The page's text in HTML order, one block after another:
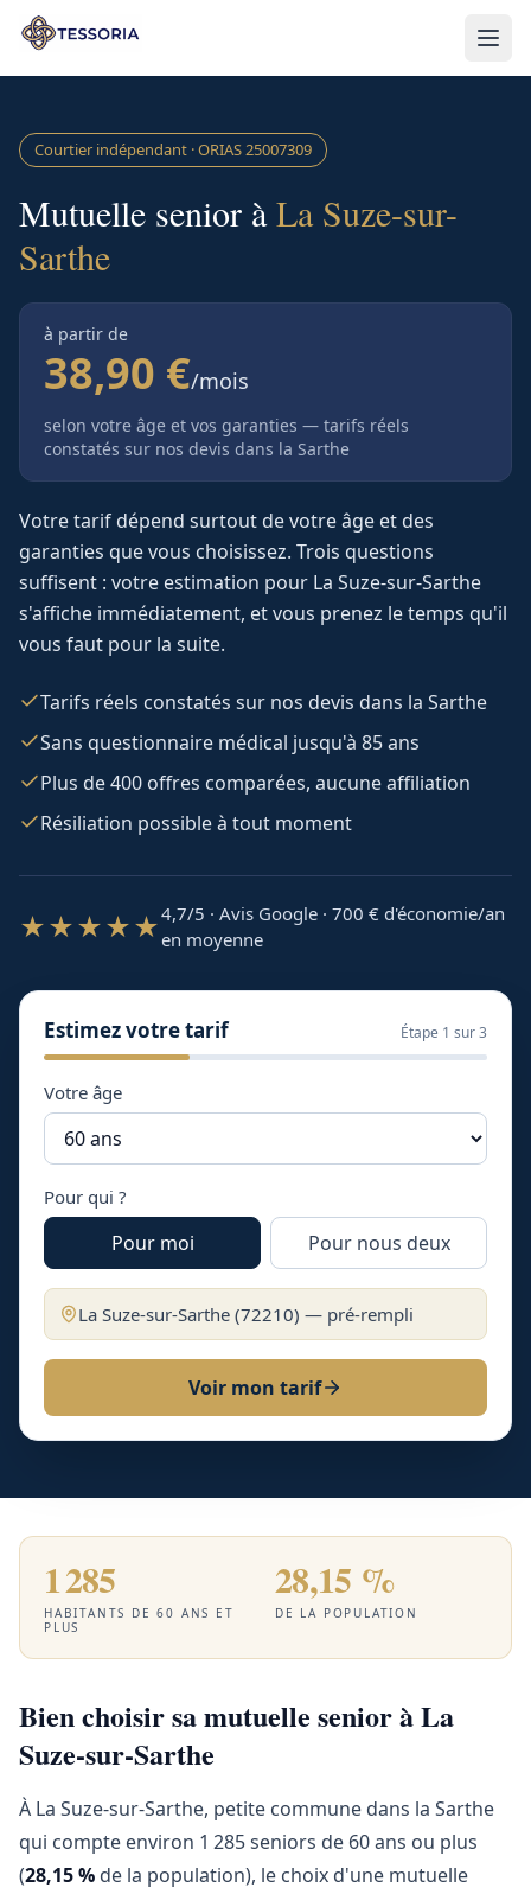
Aller au contenu principal
Courtier indépendant · ORIAS25007309
Mutuelle senior àLa Suze-sur-
Sarthe
à partir de
38,90 €/mois
selon votre âge et vos garanties — tarifs réels
constatés sur nos devis dans la Sarthe
Votre tarif dépend surtout de votre âge et des
garanties que vous choisissez. Trois questions
suffisent : votre estimation pour La Suze-sur-Sarthe
s'affiche immédiatement, et vous prenez le temps qu'il
vous faut pour la suite.
Tarifs réels constatés sur nos devis dans la Sarthe
Sans questionnaire médical jusqu'à 85 ans
Plus de 400 offres comparées, aucune affiliation
Résiliation possible à tout moment
★★★★★4,7/5 · Avis Google · 700 € d'économie/an
en moyenne
Estimez votre tarif Étape 1 sur 3
Votre âge
Pour qui ?
Pour moi Pour nous deux
La Suze-sur-Sarthe (72210) — pré-rempli
Voir mon tarif
1 285
HABITANTS DE 60 ANS ET
PLUS
28,15 %
DE LA POPULATION
Bien choisir sa mutuelle senior à La
Suze-sur-Sarthe
À La Suze-sur-Sarthe, petite commune dans la Sarthe
qui compte environ 1 285 seniors de 60 ans ou plus
(28,15 % de la population), le choix d'une mutuelle